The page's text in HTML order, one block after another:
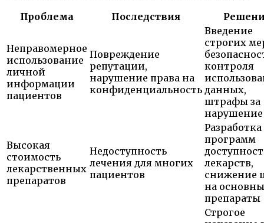
Проблема
Последствия
Неправомерное
использование
личной
информации
пациентов
Повреждение
репутации,
нарушение права на
конфиденциальность
Введение
строгих
контроля
данных,
штрафы за
нарушение
Высокая
стоимость
лекарственных
препаратов
Недоступность
лечения для многих
пациентов
Разработка
программ
лекарств,
снижение
на
препараты
Строгое